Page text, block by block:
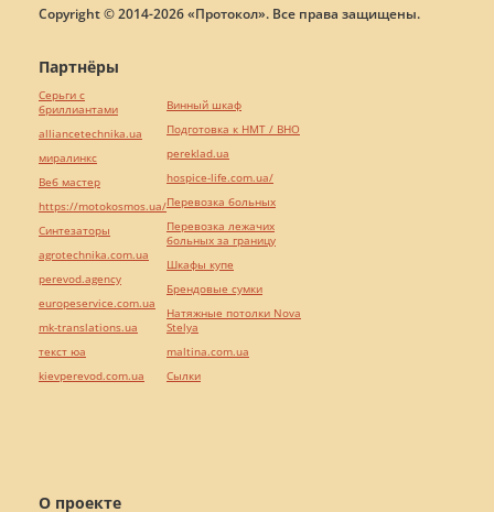
Copyright © 2014-2026 «Протокол». Все права защищены.
О проекте
Партнёры
Серьги с
бриллиантами
alliancetechnika.ua
миралинкс
Веб мастер
https://motokosmos.ua/
Синтезаторы
agrotechnika.com.ua
perevod.agency
europeservice.com.ua
mk-translations.ua
текст юа
kievperevod.com.ua
Винный шкаф
Подготовка к НМТ / ВНО
pereklad.ua
hospice-life.com.ua/
Перевозка больных
Перевозка лежачих
больных за границу
Шкафы купе
Брендовые сумки
Натяжные потолки Nova
Stelya
maltina.com.ua
Cылки